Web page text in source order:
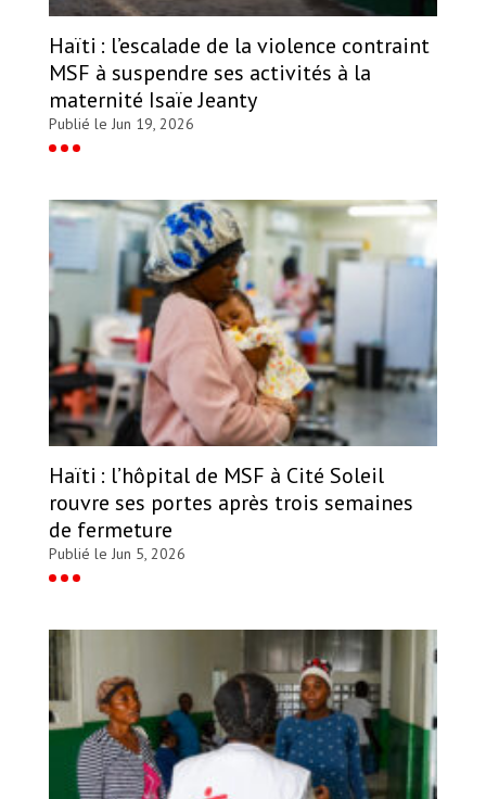
Haïti : l’escalade de la violence contraint
MSF à suspendre ses activités à la
maternité Isaïe Jeanty
Publié le Jun 19, 2026
Haïti : l’hôpital de MSF à Cité Soleil
rouvre ses portes après trois semaines
de fermeture
Publié le Jun 5, 2026